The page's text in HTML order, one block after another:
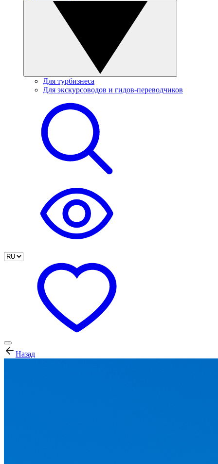
Для турбизнеса
Для экскурсоводов и гидов-переводчиков
Назад